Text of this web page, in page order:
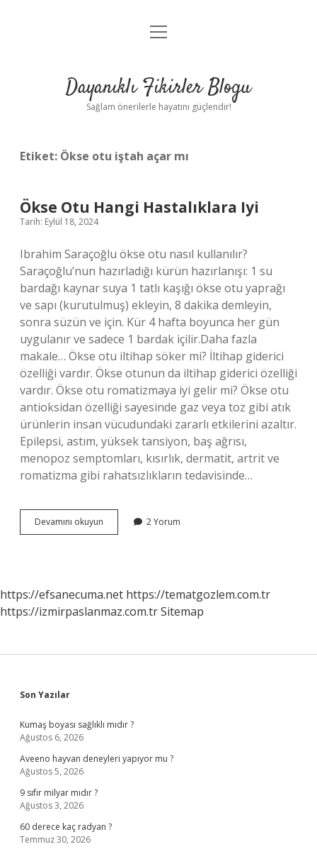
Anasayfa
Yasal Uyarı
menüyü
Dayanıklı Fikirler Blogu
Sağlam önerilerle hayatını güçlendir!
Etiket: Ökse otu iştah açar mı
Ökse Otu Hangi Hastalıklara Iyi
Tarih: Eylül 18, 2024
Ibrahim Saraçoğlu ökse otu nasıl kullanılır?
Saraçoğlu’nun hazırladığı kürün hazırlanışı: 1 su
bardağı kaynar suya 1 tatlı kaşığı ökse otu yaprağı
ve sapı (kurutulmuş) ekleyin, 8 dakika demleyin,
sonra süzün ve için. Kür 4 hafta boyunca her gün
uygulanır ve sadece 1 bardak içilir.Daha fazla
makale… Ökse otu iltihap söker mi? İltihap giderici
özelliği vardır. Ökse otunun da iltihap giderici özelliği
vardır. Ökse otu romatizmaya iyi gelir mi? Ökse otu
antioksidan özelliği sayesinde gaz veya toz gibi atık
ürünlerin insan vücudundaki zararlı etkilerini azaltır.
Epilepsi, astım, yüksek tansiyon, baş ağrısı,
menopoz semptomları, kısırlık, dermatit, artrit ve
romatizma gibi rahatsızlıkların tedavisinde…
Devamını okuyun
Otu
2 Yorum
https://efsanecuma.net https://tematgozlem.com.tr
https://izmirpaslanmaz.com.trSitemap
Sidebar
Son Yazılar
Kumaş boyası sağlıklı mıdır ?
Ağustos 6, 2026
Aveeno hayvan deneyleri yapıyor mu ?
Ağustos 5, 2026
9 sıfır milyar mıdır ?
Ağustos 3, 2026
60 derece kaç radyan ?
Temmuz 30, 2026